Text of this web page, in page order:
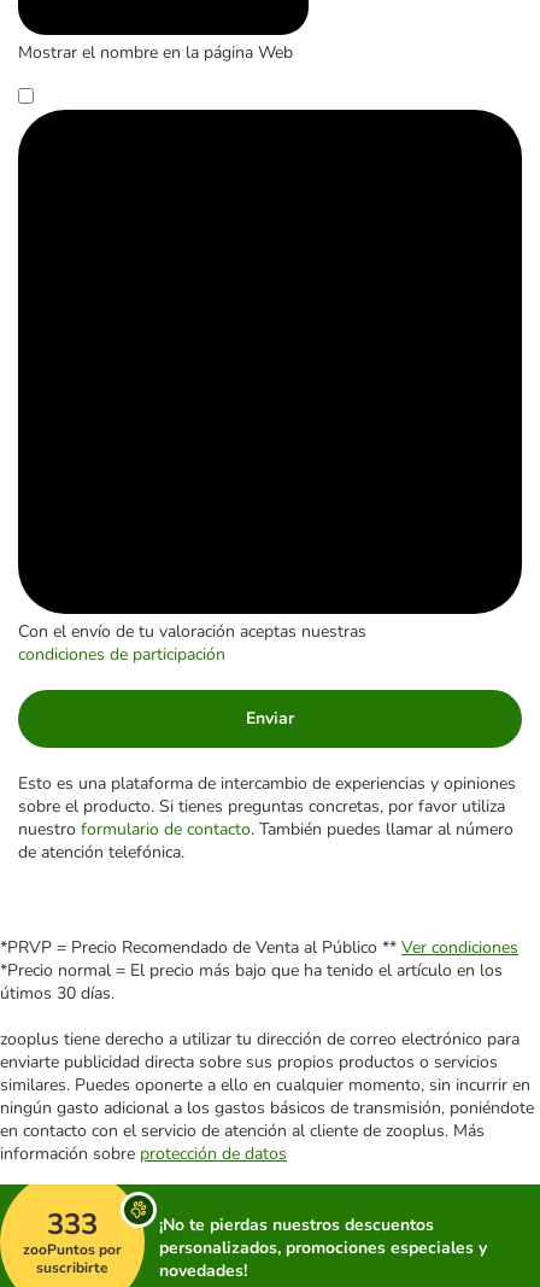
Mostrar el nombre en la página Web
Con el envío de tu valoración aceptas nuestras
condiciones de participación
Enviar
Esto es una plataforma de intercambio de experiencias y opiniones
sobre el producto. Si tienes preguntas concretas, por favor utiliza
nuestro formulario de contacto. También puedes llamar al número
de atención telefónica.
*PRVP = Precio Recomendado de Venta al Público ** Ver condiciones
*Precio normal = El precio más bajo que ha tenido el artículo en los
útimos 30 días.
zooplus tiene derecho a utilizar tu dirección de correo electrónico para
enviarte publicidad directa sobre sus propios productos o servicios
similares. Puedes oponerte a ello en cualquier momento, sin incurrir en
ningún gasto adicional a los gastos básicos de transmisión, poniéndote
en contacto con el servicio de atención al cliente de zooplus. Más
información sobre protección de datos
333
zooPuntos por
suscribirte
¡No te pierdas nuestros descuentos
personalizados, promociones especiales y
novedades!